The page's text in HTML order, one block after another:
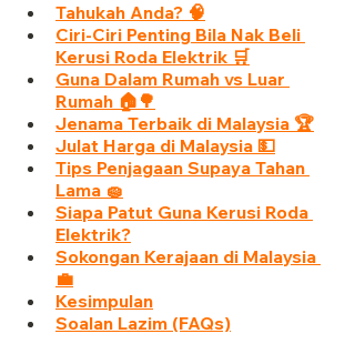
Tahukah Anda? 🧠
Ciri-Ciri Penting Bila Nak Beli
Kerusi Roda Elektrik 🛒
Guna Dalam Rumah vs Luar
Rumah 🏠🌳
Jenama Terbaik di Malaysia 🏆
Julat Harga di Malaysia 💵
Tips Penjagaan Supaya Tahan
Lama 🧽
Siapa Patut Guna Kerusi Roda
Elektrik?
Sokongan Kerajaan di Malaysia
💼
Kesimpulan
Soalan Lazim (FAQs)